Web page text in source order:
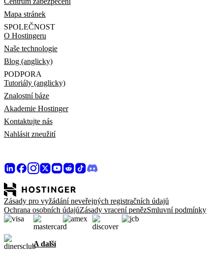
Mapa stránek
SPOLEČNOST
O Hostingeru
Naše technologie
Blog (anglicky)
PODPORA
Tutoriály (anglicky)
Znalostní báze
Akademie Hostinger
Kontaktujte nás
Nahlásit zneužití
Zásady pro vyžádání neveřejných registračních údajů
Ochrana osobních údajůZásady vracení penězSmluvní podmínky
A další